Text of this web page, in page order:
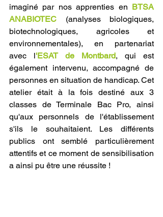
imaginé par nos apprenties en BTSA
ANABIOTEC
(analyses biologiques,
biotechnologiques, agricoles et
environnementales), en partenariat
avec l'ESAT de Montbard, qui est
également intervenu, accompagné de
personnes en situation de handicap. Cet
atelier était à la fois destiné aux 3
classes de Terminale Bac Pro, ainsi
qu'aux personnels de l'établissement
s'ils le souhaitaient. Les différents
publics ont semblé particulièrement
attentifs et ce moment de sensibilisation
a ainsi pu être une réussite !